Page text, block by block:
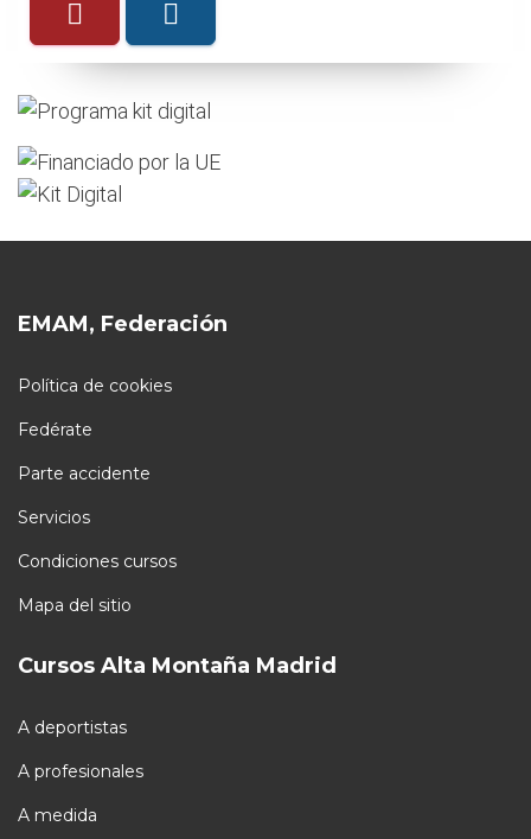
EMAM, Federación
Política de cookies
Fedérate
Parte accidente
Servicios
Condiciones cursos
Mapa del sitio
Cursos Alta Montaña Madrid
A deportistas
A profesionales
A medida